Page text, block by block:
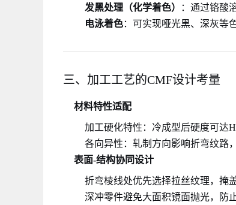
发黑处理（化学着色）
：通过铬酸
电泳着色：可实现哑光黑、深灰等
三、加工工艺的CMF设计考量
材料特性适配
加工硬化特性：冷成型后硬度可达
各向异性：轧制方向影响折弯纹路
表面-结构协同设计
折弯棱线处优先选择拉丝纹理，掩
深冲零件避免大面积镜面抛光，防